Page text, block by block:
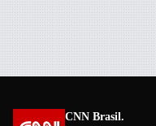
CNN Brasil.